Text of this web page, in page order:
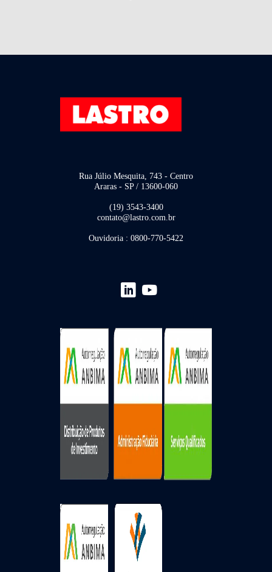
Rua Júlio Mesquita, 743 - Centro
Araras - SP / 13600-060
(19) 3543-3400
contato@lastro.com.br
Ouvidoria : 0800-770-5422